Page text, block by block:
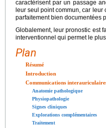
caractérisent par un passage
leur seul point commun, car
parfaitement bien documentées
Globalement, leur pronostic est
interventionnel qui permet le
Plan
Résumé
Introduction
Communications
Anatomie pathologique
Physiopathologie
Signes cliniques
Explorations complémentaires
Traitement